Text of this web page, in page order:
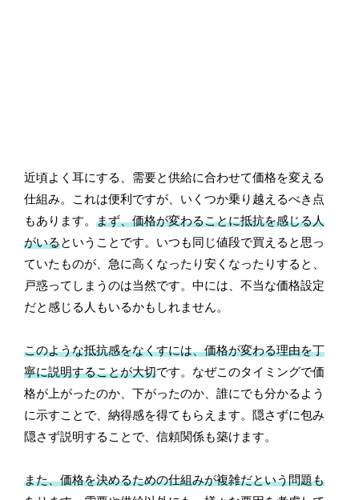
近頃よく耳にする、需要と供給に合わせて価格を変える
仕組み。これは便利ですが、いくつか乗り越えるべき点
もあります。まず、価格が変わることに抵抗を感じる人
がいるということです。いつも同じ値段で買えると思っ
ていたものが、急に高くなったり安くなったりすると、
戸惑ってしまうのは当然です。中には、不当な価格設定
だと感じる人もいるかもしれません。
このような抵抗感をなくすには、価格が変わる理由を丁
寧に説明することが大切です。なぜこのタイミングで価
格が上がったのか、下がったのか、誰にでも分かるよう
に示すことで、納得感を得てもらえます。隠さずに包み
隠さず説明することで、信頼関係も築けます。
また、価格を決めるための仕組みが複雑だという問題も